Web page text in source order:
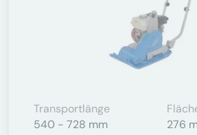
Transportlänge
540 - 728 mm
276